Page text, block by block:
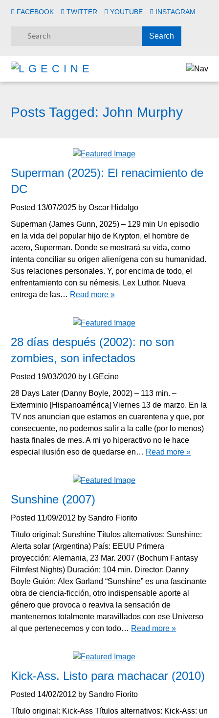
FACEBOOK TWITTER YOUTUBE INSTAGRAM
Posts Tagged: John Murphy
Superman (2025): El renacimiento de
DC
Posted 13/07/2025 byOscar Hidalgo
Superman (James Gunn, 2025) – 129 min Un episodio
en la vida del popular hijo de Krypton, el hombre de
acero, Superman. Donde se mostrará su vida, como
intenta conciliar su origen alienígena con su humanidad.
Sus relaciones personales. Y, por encima de todo, el
enfrentamiento con su némesis, Lex Luthor. Nueva
entrega de las… Read more »
28 días después (2002): no son
zombies, son infectados
Posted 19/03/2020 by LGEcine
28 Days Later (Danny Boyle, 2002) – 113 min. –
Exterminio [Hispanoamérica] Viernes 13 de marzo. En la
TV nos anuncian que estamos en cuarentena y que, por
consecuente, no podemos salir a la calle (por lo menos)
hasta finales de mes. A mi yo hiperactivo no le hace
especial ilusión eso de quedarse en… Read more »
Sunshine (2007)
Posted 11/09/2012 by Sandro Fiorito
Título original: Sunshine Títulos alternativos: Sunshine:
Alerta solar (Argentina) País: EEUU Primera
proyección: Alemania, 23 Mar. 2007 (Bochum Fantasy
Filmfest Nights) Duración: 104 min. Director: Danny
Boyle Guión: Alex Garland “Sunshine” es una fascinante
obra de ciencia-ficción, otro indispensable aporte al
género que provoca o reaviva la sensación de
mantenernos totalmente maravillados con ese Universo
al que pertenecemos y con todo… Read more »
Kick-Ass. Listo para machacar (2010)
Posted 14/02/2012 by Sandro Fiorito
Título original: Kick-Ass Títulos alternativos: Kick-Ass: un